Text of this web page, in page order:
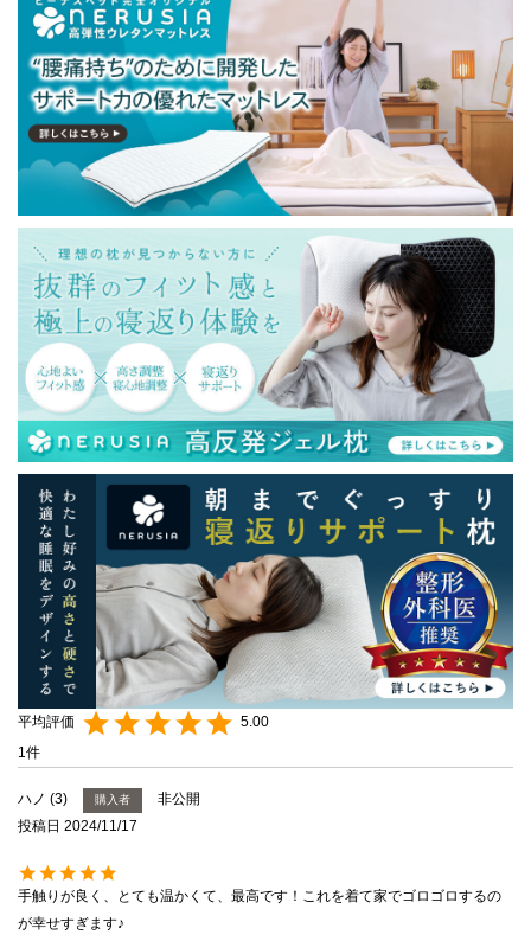
5.00
1
ハノ 3 購入者
非公開
投稿日 2024/11/17
手触りが良く、とても温かくて、最高です！これを着て家でゴロゴロするの
が幸せすぎます♪